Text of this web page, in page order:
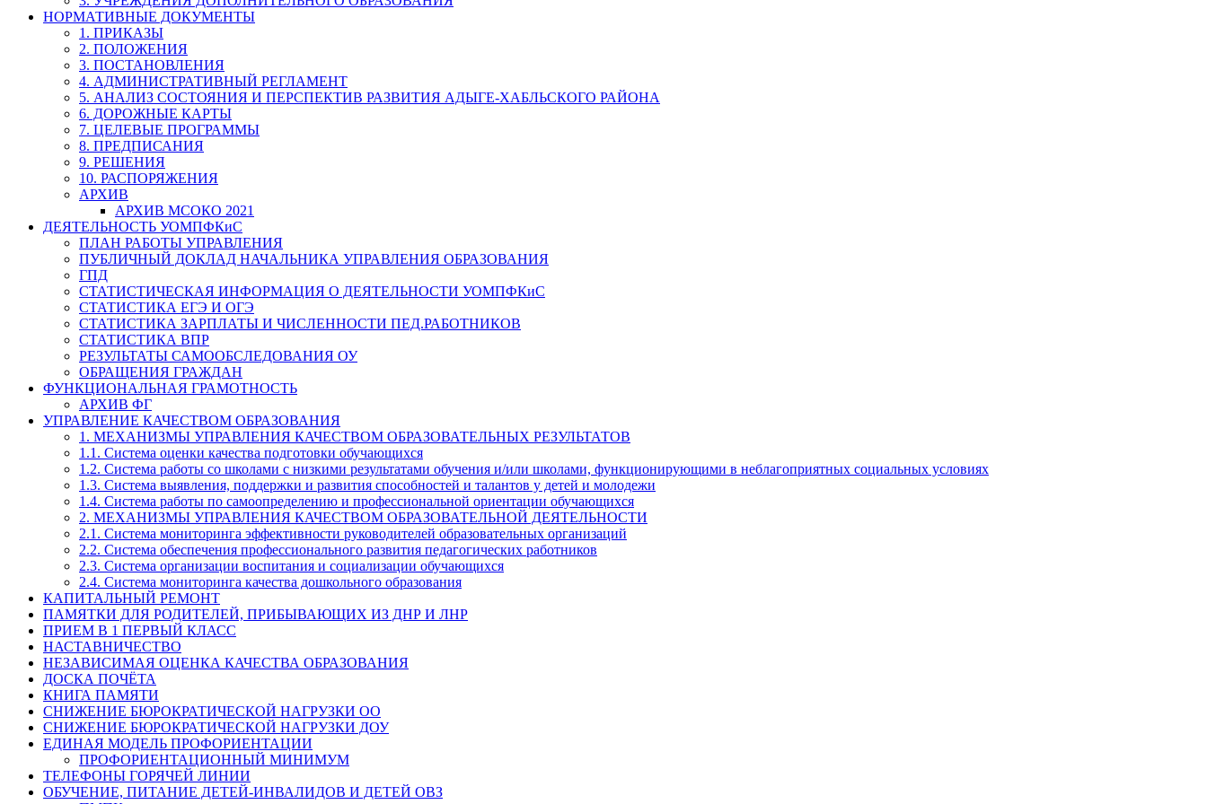
НОРМАТИВНЫЕ ДОКУМЕНТЫ
1. ПРИКАЗЫ
2. ПОЛОЖЕНИЯ
3. ПОСТАНОВЛЕНИЯ
4. АДМИНИСТРАТИВНЫЙ РЕГЛАМЕНТ
5. АНАЛИЗ СОСТОЯНИЯ И ПЕРСПЕКТИВ РАЗВИТИЯ АДЫГЕ-ХАБЛЬСКОГО РАЙОНА
6. ДОРОЖНЫЕ КАРТЫ
7. ЦЕЛЕВЫЕ ПРОГРАММЫ
8. ПРЕДПИСАНИЯ
9. РЕШЕНИЯ
10. РАСПОРЯЖЕНИЯ
АРХИВ
АРХИВ МСОКО 2021
ДЕЯТЕЛЬНОСТЬ УОМПФКиС
ПЛАН РАБОТЫ УПРАВЛЕНИЯ
ПУБЛИЧНЫЙ ДОКЛАД НАЧАЛЬНИКА УПРАВЛЕНИЯ ОБРАЗОВАНИЯ
ГПД
СТАТИСТИЧЕСКАЯ ИНФОРМАЦИЯ О ДЕЯТЕЛЬНОСТИ УОМПФКиС
СТАТИСТИКА ЕГЭ И ОГЭ
СТАТИСТИКА ЗАРПЛАТЫ И ЧИСЛЕННОСТИ ПЕД.РАБОТНИКОВ
СТАТИСТИКА ВПР
РЕЗУЛЬТАТЫ САМООБСЛЕДОВАНИЯ ОУ
ОБРАЩЕНИЯ ГРАЖДАН
ФУНКЦИОНАЛЬНАЯ ГРАМОТНОСТЬ
АРХИВ ФГ
УПРАВЛЕНИЕ КАЧЕСТВОМ ОБРАЗОВАНИЯ
1. МЕХАНИЗМЫ УПРАВЛЕНИЯ КАЧЕСТВОМ ОБРАЗОВАТЕЛЬНЫХ РЕЗУЛЬТАТОВ
1.1. Система оценки качества подготовки обучающихся
1.2. Система работы со школами с низкими результатами обучения и/или школами, функционирующими в неблагоприятных социальных условиях
1.3. Система выявления, поддержки и развития способностей и талантов у детей и молодежи
1.4. Система работы по самоопределению и профессиональной ориентации обучающихся
2. МЕХАНИЗМЫ УПРАВЛЕНИЯ КАЧЕСТВОМ ОБРАЗОВАТЕЛЬНОЙ ДЕЯТЕЛЬНОСТИ
2.1. Система мониторинга эффективности руководителей образовательных организаций
2.2. Система обеспечения профессионального развития педагогических работников
2.3. Система организации воспитания и социализации обучающихся
2.4. Система мониторинга качества дошкольного образования
КАПИТАЛЬНЫЙ РЕМОНТ
ПАМЯТКИ ДЛЯ РОДИТЕЛЕЙ, ПРИБЫВАЮЩИХ ИЗ ДНР И ЛНР
ПРИЕМ В 1 ПЕРВЫЙ КЛАСС
НАСТАВНИЧЕСТВО
НЕЗАВИСИМАЯ ОЦЕНКА КАЧЕСТВА ОБРАЗОВАНИЯ
ДОСКА ПОЧЁТА
КНИГА ПАМЯТИ
СНИЖЕНИЕ БЮРОКРАТИЧЕСКОЙ НАГРУЗКИ ОО
СНИЖЕНИЕ БЮРОКРАТИЧЕСКОЙ НАГРУЗКИ ДОУ
ЕДИНАЯ МОДЕЛЬ ПРОФОРИЕНТАЦИИ
ПРОФОРИЕНТАЦИОННЫЙ МИНИМУМ
ТЕЛЕФОНЫ ГОРЯЧЕЙ ЛИНИИ
ОБУЧЕНИЕ, ПИТАНИЕ ДЕТЕЙ-ИНВАЛИДОВ И ДЕТЕЙ ОВЗ